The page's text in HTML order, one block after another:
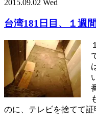
2015.09.02 Wed
台湾181日目、１週
のに、テレビを捨てて証